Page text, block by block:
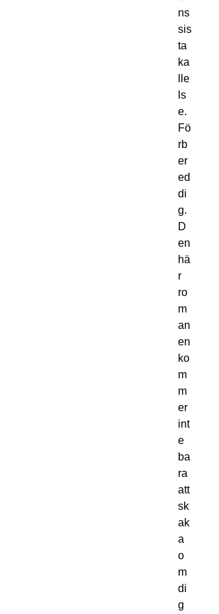
ns
sis
ta
ka
lle
ls
e.
Fö
rb
er
ed
di
g.
D
en
hä
r
ro
m
an
en
ko
m
m
er
int
e
ba
ra
att
sk
ak
a
o
m
di
g